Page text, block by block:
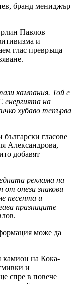
бранд мениджър
Павлов –
и
глас превръща
кампания. Той е
енергията на
хубаво тепърва
гласове
Александрова,
добавят
реклама на
от онези знакови
песента и
празниците
може да
камион на Кока-
и
спре в повече